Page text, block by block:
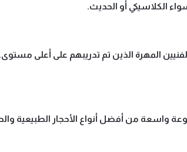
الكلاسيكي أو الحديث.
المهرة الذين تم تدريبهم على أعلى
واسعة من أفضل أنواع الأحجار الطبيعية